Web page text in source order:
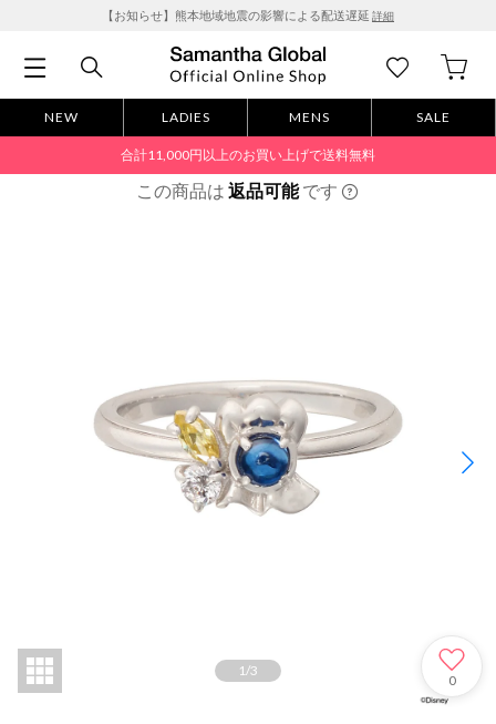
【お知らせ】熊本地域地震の影響による配送遅延 詳細
NEW LADIES MENS SALE
合計11,000円以上のお買い上げで送料無料
この商品は 返品可能です
1/3
0